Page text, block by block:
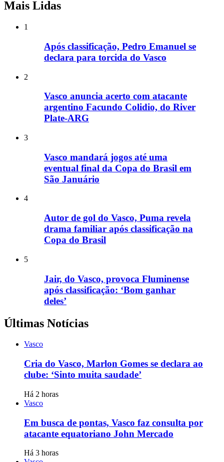
Mais Lidas
1
Após classificação, Pedro Emanuel se
declara para torcida do Vasco
2
Vasco anuncia acerto com atacante
argentino Facundo Colidio, do River
Plate-ARG
3
Vasco mandará jogos até uma
eventual final da Copa do Brasil em
São Januário
4
Autor de gol do Vasco, Puma revela
drama familiar após classificação na
Copa do Brasil
5
Jair, do Vasco, provoca Fluminense
após classificação: ‘Bom ganhar
deles’
Últimas Notícias
Vasco
Cria do Vasco, Marlon Gomes se declara ao
clube: ‘Sinto muita saudade’
Há 2 horas
Vasco
Em busca de pontas, Vasco faz consulta por
atacante equatoriano John Mercado
Há 3 horas